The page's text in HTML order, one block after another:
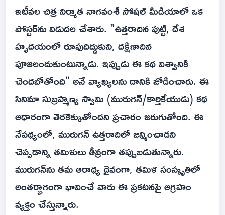
ఇటీవల చిత్ర నిర్మాత నాగవంశీ సోషల్ మీడియాలో ఒక
పోస్టర్‌ను విడుదల చేశారు. "ఉత్తరాదిన పుట్టి, దేశ
హృదయంలో రూపుదిద్దుకుని, దక్షిణాదిన
పూజలందుకుంటున్నాడు. ఇప్పుడు ఈ కథ విశ్వానికి
చెందబోతోంది" అనే వ్యాఖ్యలను దానికి జోడించారు. ఈ
సినిమా సుబ్రహ్మణ్య స్వామి (మురుగన్/కార్తికేయుడు) కథ
ఆధారంగా తెరకెక్కుతోందని ప్రచారం జరుగుతోంది. ఈ
నేపథ్యంలో, మురుగన్ ఉత్తరాదిలో జన్మించాడని
చెప్పడాన్ని తమిళులు తీవ్రంగా తప్పుబడుతున్నారు.
మురుగన్‌ను తమ ఆరాధ్య దైవంగా, తమిళ సంస్కృతిలో
అంతర్భాగంగా భావించే వారు ఈ ప్రకటనపై ఆగ్రహం
వ్యక్తం చేస్తున్నారు.